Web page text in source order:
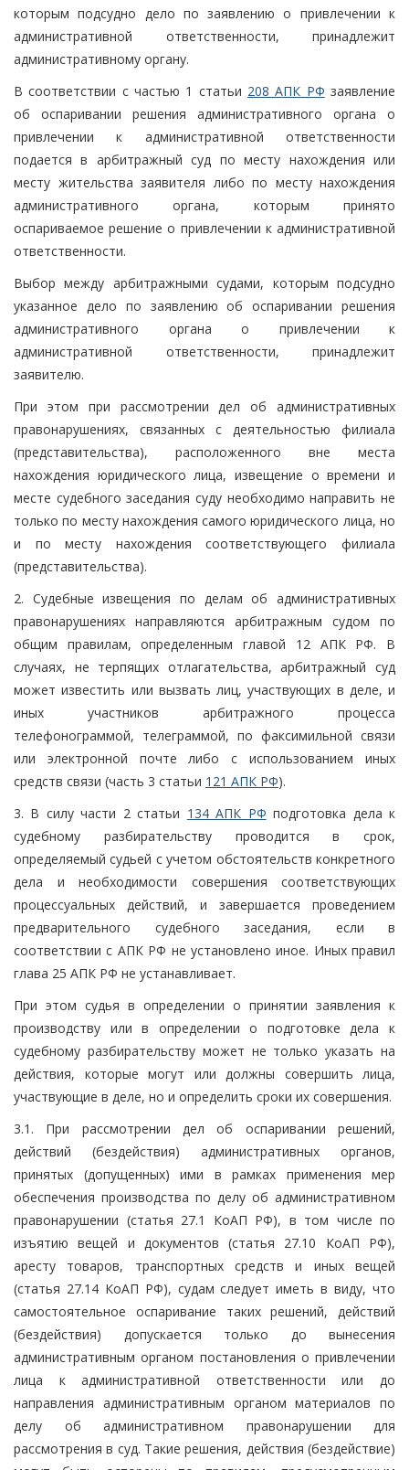
которым подсудно дело по заявлению о привлечении к
административной ответственности, принадлежит
административному органу.
В соответствии с частью 1 статьи 208 АПК РФ заявление
об оспаривании решения административного органа о
привлечении к административной ответственности
подается в арбитражный суд по месту нахождения или
месту жительства заявителя либо по месту нахождения
административного органа, которым принято
оспариваемое решение о привлечении к административной
ответственности.
Выбор между арбитражными судами, которым подсудно
указанное дело по заявлению об оспаривании решения
административного органа о привлечении к
административной ответственности, принадлежит
заявителю.
При этом при рассмотрении дел об административных
правонарушениях, связанных с деятельностью филиала
(представительства), расположенного вне места
нахождения юридического лица, извещение о времени и
месте судебного заседания суду необходимо направить не
только по месту нахождения самого юридического лица, но
и по месту нахождения соответствующего филиала
(представительства).
2. Судебные извещения по делам об административных
правонарушениях направляются арбитражным судом по
общим правилам, определенным главой 12 АПК РФ. В
случаях, не терпящих отлагательства, арбитражный суд
может известить или вызвать лиц, участвующих в деле, и
иных участников арбитражного процесса
телефонограммой, телеграммой, по факсимильной связи
или электронной почте либо с использованием иных
средств связи (часть 3 статьи 121 АПК РФ).
3. В силу части 2 статьи 134 АПК РФ подготовка дела к
судебному разбирательству проводится в срок,
определяемый судьей с учетом обстоятельств конкретного
дела и необходимости совершения соответствующих
процессуальных действий, и завершается проведением
предварительного судебного заседания, если в
соответствии с АПК РФ не установлено иное. Иных правил
глава 25 АПК РФ не устанавливает.
При этом судья в определении о принятии заявления к
производству или в определении о подготовке дела к
судебному разбирательству может не только указать на
действия, которые могут или должны совершить лица,
участвующие в деле, но и определить сроки их совершения.
3.1. При рассмотрении дел об оспаривании решений,
действий (бездействия) административных органов,
принятых (допущенных) ими в рамках применения мер
обеспечения производства по делу об административном
правонарушении (статья 27.1 КоАП РФ), в том числе по
изъятию вещей и документов (статья 27.10 КоАП РФ),
аресту товаров, транспортных средств и иных вещей
(статья 27.14 КоАП РФ), судам следует иметь в виду, что
самостоятельное оспаривание таких решений, действий
(бездействия) допускается только до вынесения
административным органом постановления о привлечении
лица к административной ответственности или до
направления административным органом материалов по
делу об административном правонарушении для
рассмотрения в суд. Такие решения, действия (бездействие)